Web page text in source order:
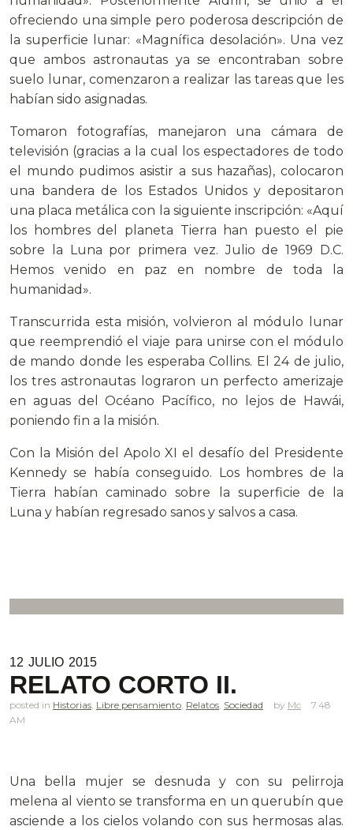
ofreciendo una simple pero poderosa descripción de
la superficie lunar: «Magnífica desolación». Una vez
que ambos astronautas ya se encontraban sobre
suelo lunar, comenzaron a realizar las tareas que les
habían sido asignadas.
Tomaron fotografías, manejaron una cámara de
televisión (gracias a la cual los espectadores de todo
el mundo pudimos asistir a sus hazañas), colocaron
una bandera de los Estados Unidos y depositaron
una placa metálica con la siguiente inscripción: «Aquí
los hombres del planeta Tierra han puesto el pie
sobre la Luna por primera vez. Julio de 1969 D.C.
Hemos venido en paz en nombre de toda la
humanidad».
Transcurrida esta misión, volvieron al módulo lunar
que reemprendió el viaje para unirse con el módulo
de mando donde les esperaba Collins. El 24 de julio,
los tres astronautas lograron un perfecto amerizaje
en aguas del Océano Pacífico, no lejos de Hawái,
poniendo fin a la misión.
Con la Misión del Apolo XI el desafío del Presidente
Kennedy se había conseguido. Los hombres de la
Tierra habían caminado sobre la superficie de la
Luna y habían regresado sanos y salvos a casa.
12 JULIO 2015
RELATO CORTO II.
posted in Historias, Libre pensamiento, Relatos, Sociedad Mc
7.48
AM
Una bella mujer se desnuda y con su pelirroja
melena al viento se transforma en un querubín que
asciende a los cielos volando con sus hermosas alas.